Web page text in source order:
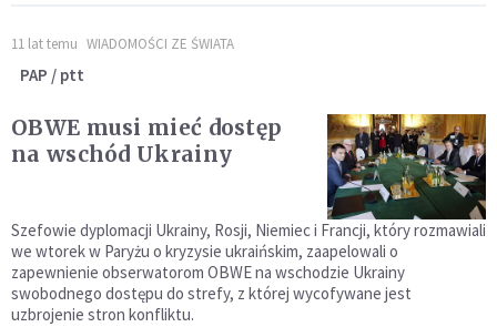
11 lat temu WIADOMOŚCI ZE ŚWIATA
PAP / ptt
OBWE musi mieć dostęp
na wschód Ukrainy
Szefowie dyplomacji Ukrainy, Rosji, Niemiec i Francji, który rozmawiali
we wtorek w Paryżu o kryzysie ukraińskim, zaapelowali o
zapewnienie obserwatorom OBWE na wschodzie Ukrainy
swobodnego dostępu do strefy, z której wycofywane jest
uzbrojenie stron konfliktu.